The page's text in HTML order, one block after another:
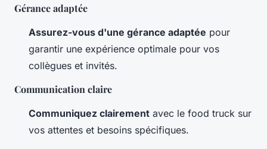
Gérance adaptée
Assurez-vous d'une gérance adaptée pour
garantir une expérience optimale pour vos
collègues et invités.
Communication claire
Communiquez clairement avec le food truck sur
vos attentes et besoins spécifiques.